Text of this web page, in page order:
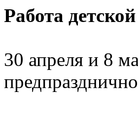
Работа
30 апреля и 8